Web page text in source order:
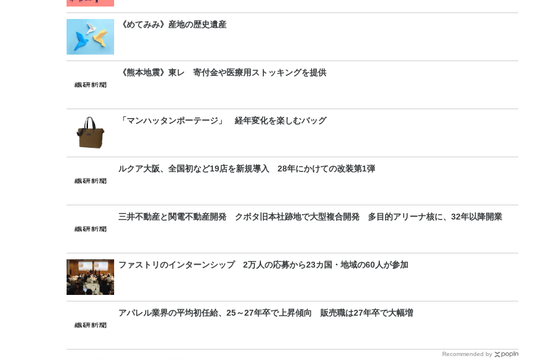
《めてみみ》産地の歴史遺産
《熊本地震》東レ 寄付金や医療用ストッキングを提供
「マンハッタンポーテージ」 経年変化を楽しむバッグ
ルクア大阪、全国初など19店を新規導入 28年にかけての改装第1弾
三井不動産と関電不動産開発 クボタ旧本社跡地で大型複合開発 多目的アリーナ核に、32年以降開業
ファストリのインターンシップ 2万人の応募から23カ国・地域の60人が参加
アパレル業界の平均初任給、25～27年卒で上昇傾向 販売職は27年卒で大幅増
Recommended by